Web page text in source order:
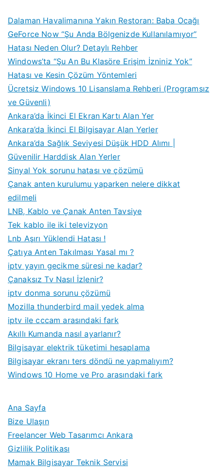
Dalaman Havalimanına Yakın Restoran: Baba Ocağı
GeForce Now “Şu Anda Bölgenizde Kullanılamıyor”
Hatası Neden Olur? Detaylı Rehber
Windows’ta “Şu An Bu Klasöre Erişim İzniniz Yok”
Hatası ve Kesin Çözüm Yöntemleri
Ücretsiz Windows 10 Lisanslama Rehberi (Programsız
ve Güvenli)
Ankara’da İkinci El Ekran Kartı Alan Yer
Ankara’da İkinci El Bilgisayar Alan Yerler
Ankara’da Sağlık Seviyesi Düşük HDD Alımı |
Güvenilir Harddisk Alan Yerler
Sinyal Yok sorunu hatası ve çözümü
Çanak anten kurulumu yaparken nelere dikkat
edilmeli
LNB, Kablo ve Çanak Anten Tavsiye
Tek kablo ile iki televizyon
Lnb Aşırı Yüklendi Hatası !
Çatıya Anten Takılması Yasal mı ?
iptv yayın gecikme süresi ne kadar?
Çanaksız Tv Nasıl İzlenir?
iptv donma sorunu çözümü
Mozilla thunderbird mail yedek alma
iptv ile cccam arasındaki fark
Akıllı Kumanda nasıl ayarlanır?
Bilgisayar elektrik tüketimi hesaplama
Bilgisayar ekranı ters döndü ne yapmalıyım?
Windows 10 Home ve Pro arasındaki fark
Ana Sayfa
Bize Ulaşın
Freelancer Web Tasarımcı Ankara
Gizlilik Politikası
Mamak Bilgisayar Teknik Servisi